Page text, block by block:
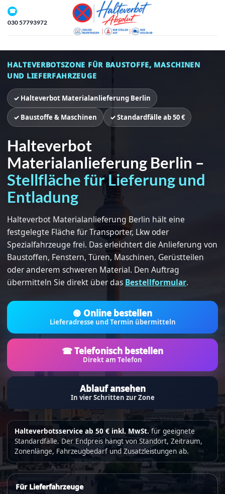
Zum
Inhalt
☎
030 57793972
HALTEVERBOTSZONE FÜR BAUSTOFFE, MASCHINEN
UND LIEFERFAHRZEUGE
✓ Halteverbot Materialanlieferung Berlin
✓ Baustoffe & Maschinen ✓ Standardfälle ab 50 €
Halteverbot
Materialanlieferung Berlin –
Stellfläche für Lieferung und
Entladung
Halteverbot Materialanlieferung Berlin hält eine
festgelegte Fläche für Transporter, Lkw oder
Spezialfahrzeuge frei. Das erleichtert die Anlieferung von
Baustoffen, Fenstern, Türen, Maschinen, Gerüstteilen
oder anderem schweren Material. Den Auftrag
übermitteln Sie direkt über das Bestellformular.
🟢 Online bestellen
Lieferadresse und Termin übermitteln
☎ Telefonisch bestellen
Direkt am Telefon
Ablauf ansehen
In vier Schritten zur Zone
Halteverbotsservice ab 50 € inkl. MwSt.für geeignete
Standardfälle. Der Endpreis hängt von Standort, Zeitraum,
Zonenlänge, Fahrzeugbedarf und Zusatzleistungen ab.
Für Lieferfahrzeuge